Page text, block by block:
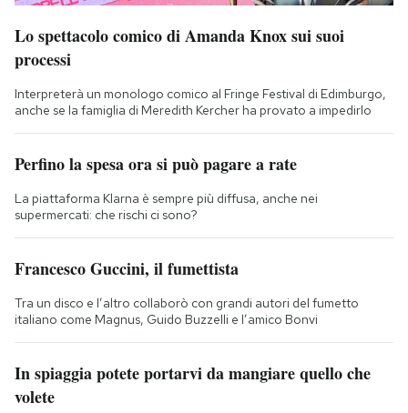
Lo spettacolo comico di Amanda Knox sui suoi
processi
Interpreterà un monologo comico al Fringe Festival di Edimburgo,
anche se la famiglia di Meredith Kercher ha provato a impedirlo
Perfino la spesa ora si può pagare a rate
La piattaforma Klarna è sempre più diffusa, anche nei
supermercati: che rischi ci sono?
Francesco Guccini, il fumettista
Tra un disco e l’altro collaborò con grandi autori del fumetto
italiano come Magnus, Guido Buzzelli e l’amico Bonvi
In spiaggia potete portarvi da mangiare quello che
volete